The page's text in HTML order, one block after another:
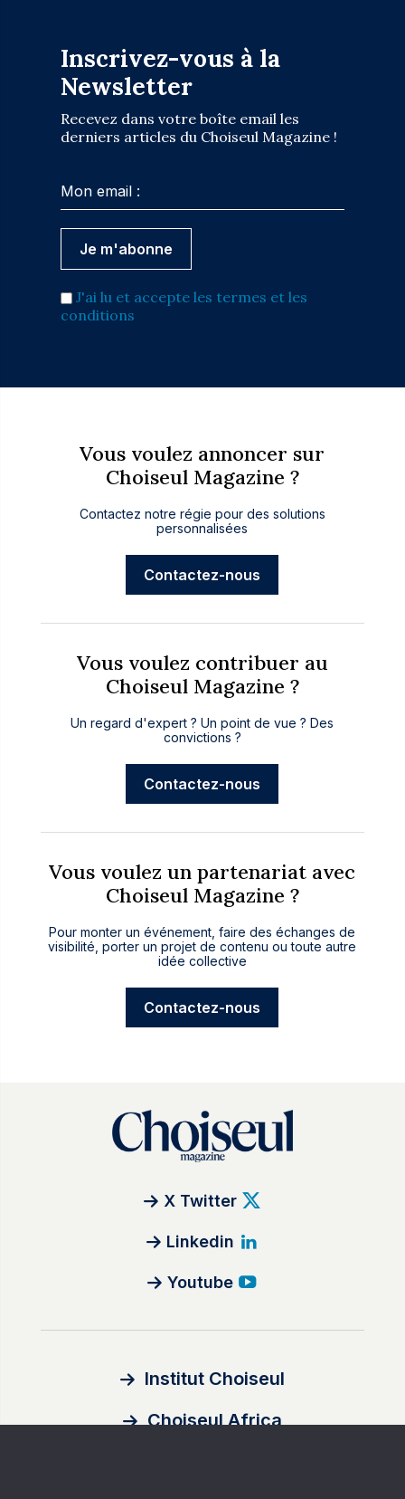
Inscrivez-vous à la
Newsletter
Recevez dans votre boîte email les
derniers articles du Choiseul Magazine !
J'ai lu et accepte les termes et les
conditions
Vous voulez annoncer sur
Choiseul Magazine ?
Contactez notre régie pour des solutions
personnalisées
Contactez-nous
Vous voulez contribuer au
Choiseul Magazine ?
Un regard d'expert ? Un point de vue ? Des
convictions ?
Contactez-nous
Vous voulez un partenariat avec
Choiseul Magazine ?
Pour monter un événement, faire des échanges de
visibilité, porter un projet de contenu ou toute autre
idée collective
Contactez-nous
X Twitter
Linkedin
Youtube
Institut Choiseul
Choiseul Africa